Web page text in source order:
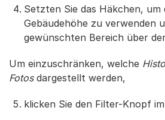
Setzten Sie das Häkchen,
Gebäudehöhe zu verwenden
gewünschten Bereich über
Um einzuschränken, welche
Fotos dargestellt werden,
klicken Sie den Filter-Knopf